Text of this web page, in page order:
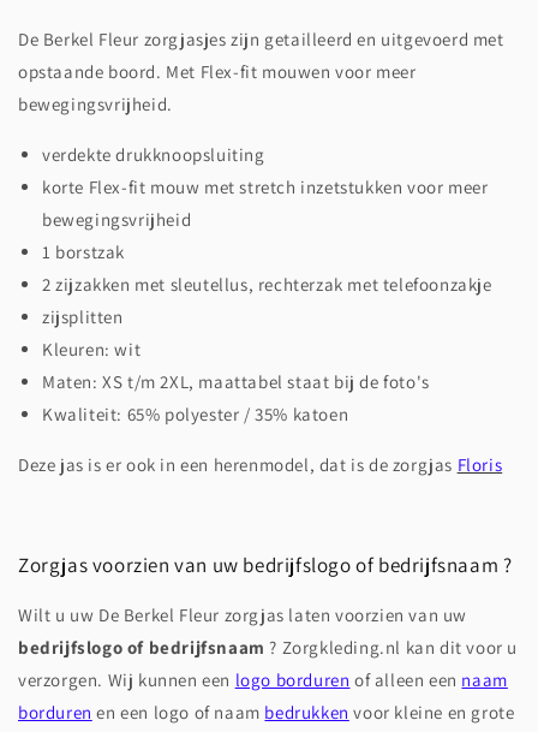
De Berkel Fleur zorgjasjes zijn getailleerd en uitgevoerd met
opstaande boord. Met Flex-fit mouwen voor meer
bewegingsvrijheid.
verdekte drukknoopsluiting
korte Flex-fit mouw met stretch inzetstukken voor meer
bewegingsvrijheid
1 borstzak
2 zijzakken met sleutellus, rechterzak met telefoonzakje
zijsplitten
Kleuren: wit
Maten: XS t/m 2XL, maattabel staat bij de foto's
Kwaliteit: 65% polyester / 35% katoen
Deze jas is er ook in een herenmodel, dat is de zorgjas Floris
Zorgjas voorzien van uw bedrijfslogo of bedrijfsnaam ?
Wilt u uw De Berkel Fleur zorgjas laten voorzien van uw
bedrijfslogo of bedrijfsnaam ? Zorgkleding.nl kan dit voor u
verzorgen. Wij kunnen een logo borduren of alleen een naam
borduren en een logo of naam bedrukken voor kleine en grote